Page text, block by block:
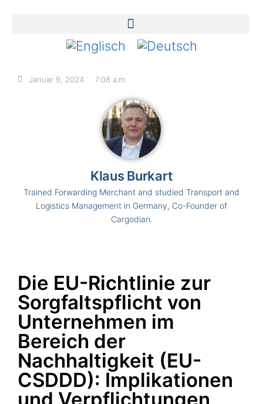
Januar 9, 2024 7:08 a.m.
Klaus Burkart
Trained Forwarding Merchant and studied Transport and
Logistics Management in Germany, Co-Founder of
Cargodian.
Die EU-Richtlinie zur
Sorgfaltspflicht von
Unternehmen im
Bereich der
Nachhaltigkeit (EU-
CSDDD): Implikationen